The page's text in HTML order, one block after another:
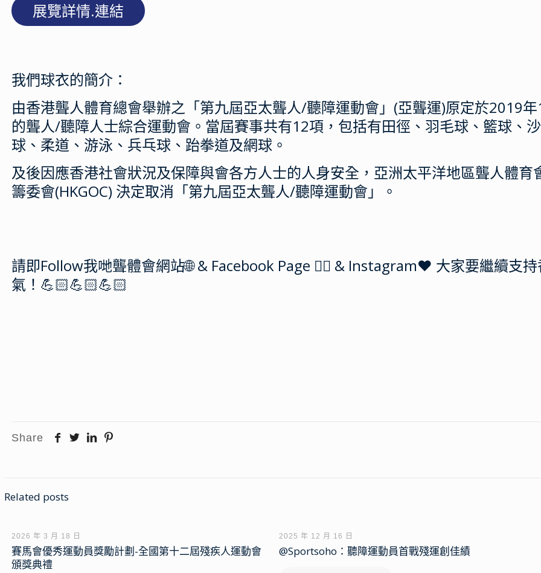
展覽詳情.連結
我們球衣的簡介：
由香港聾人體育總會舉辦之「第九屆亞太聾人/聽障運動會」(亞聾運)原定於2019
的聾人/聽障人士綜合運動會。當屆賽事共有12項，包括有田徑、羽毛球、籃球、
球、柔道、游泳、兵乓球、跆拳道及網球。
及後因應香港社會狀況及保障與會各方人士的人身安全，亞洲太平洋地區聾人體育
籌委會(HKGOC) 決定取消「第九屆亞太聾人/聽障運動會」。
請即Follow我哋聾體會網站🌐 & Facebook Page 👍🏻 & Instagram❤️ 大家要繼續支
氣！💪🏻💪🏻💪🏻
Share
Related posts
2026 年 3 月 18 日
賽馬會優秀運動員獎勵計劃-全國第十二屆殘疾人運動會
頒獎典禮
2025 年 12 月 16 日
@Sportsoho：聽障運動員首戰殘運創佳績